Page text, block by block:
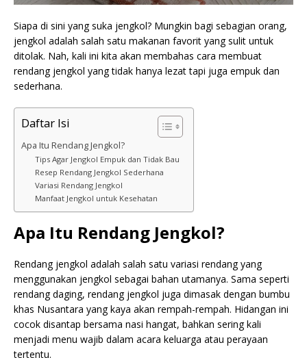
Siapa di sini yang suka jengkol? Mungkin bagi sebagian orang,
jengkol adalah salah satu makanan favorit yang sulit untuk
ditolak. Nah, kali ini kita akan membahas cara membuat
rendang jengkol yang tidak hanya lezat tapi juga empuk dan
sederhana.
Daftar Isi
Apa Itu Rendang Jengkol?
Tips Agar Jengkol Empuk dan Tidak Bau
Resep Rendang Jengkol Sederhana
Variasi Rendang Jengkol
Manfaat Jengkol untuk Kesehatan
Apa Itu Rendang Jengkol?
Rendang jengkol adalah salah satu variasi rendang yang
menggunakan jengkol sebagai bahan utamanya. Sama seperti
rendang daging, rendang jengkol juga dimasak dengan bumbu
khas Nusantara yang kaya akan rempah-rempah. Hidangan ini
cocok disantap bersama nasi hangat, bahkan sering kali
menjadi menu wajib dalam acara keluarga atau perayaan
tertentu.